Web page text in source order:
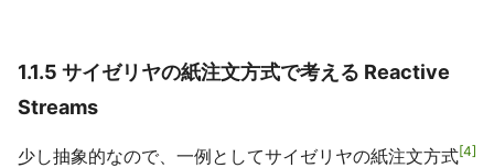
1.1.5 サイゼリヤの紙注文方式で考える Reactive
Streams
少し抽象的なので、一例としてサイゼリヤの紙注文方式 4